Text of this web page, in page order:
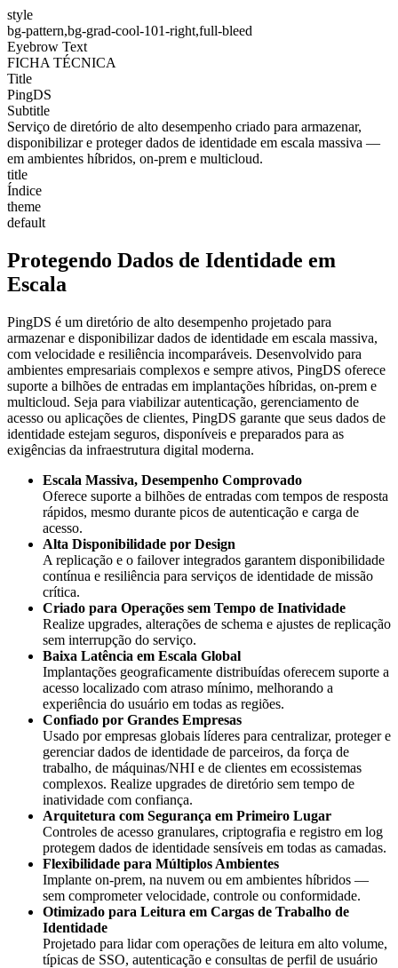
style
bg-pattern,bg-grad-cool-101-right,full-bleed
Eyebrow Text
FICHA TÉCNICA
Title
PingDS
Subtitle
Serviço de diretório de alto desempenho criado para armazenar,
disponibilizar e proteger dados de identidade em escala massiva —
em ambientes híbridos, on-prem e multicloud.
title
Índice
theme
default
Protegendo Dados de Identidade em
Escala
PingDS é um diretório de alto desempenho projetado para
armazenar e disponibilizar dados de identidade em escala massiva,
com velocidade e resiliência incomparáveis. Desenvolvido para
ambientes empresariais complexos e sempre ativos, PingDS oferece
suporte a bilhões de entradas em implantações híbridas, on-prem e
multicloud. Seja para viabilizar autenticação, gerenciamento de
acesso ou aplicações de clientes, PingDS garante que seus dados de
identidade estejam seguros, disponíveis e preparados para as
exigências da infraestrutura digital moderna.
Escala Massiva, Desempenho Comprovado
Oferece suporte a bilhões de entradas com tempos de resposta
rápidos, mesmo durante picos de autenticação e carga de
acesso.
Alta Disponibilidade por Design
A replicação e o failover integrados garantem disponibilidade
contínua e resiliência para serviços de identidade de missão
crítica.
Criado para Operações sem Tempo de Inatividade
Realize upgrades, alterações de schema e ajustes de replicação
sem interrupção do serviço.
Baixa Latência em Escala Global
Implantações geograficamente distribuídas oferecem suporte a
acesso localizado com atraso mínimo, melhorando a
experiência do usuário em todas as regiões.
Confiado por Grandes Empresas
Usado por empresas globais líderes para centralizar, proteger e
gerenciar dados de identidade de parceiros, da força de
trabalho, de máquinas/NHI e de clientes em ecossistemas
complexos. Realize upgrades de diretório sem tempo de
inatividade com confiança.
Arquitetura com Segurança em Primeiro Lugar
Controles de acesso granulares, criptografia e registro em log
protegem dados de identidade sensíveis em todas as camadas.
Flexibilidade para Múltiplos Ambientes
Implante on-prem, na nuvem ou em ambientes híbridos —
sem comprometer velocidade, controle ou conformidade.
Otimizado para Leitura em Cargas de Trabalho de
Identidade
Projetado para lidar com operações de leitura em alto volume,
típicas de SSO, autenticação e consultas de perfil de usuário